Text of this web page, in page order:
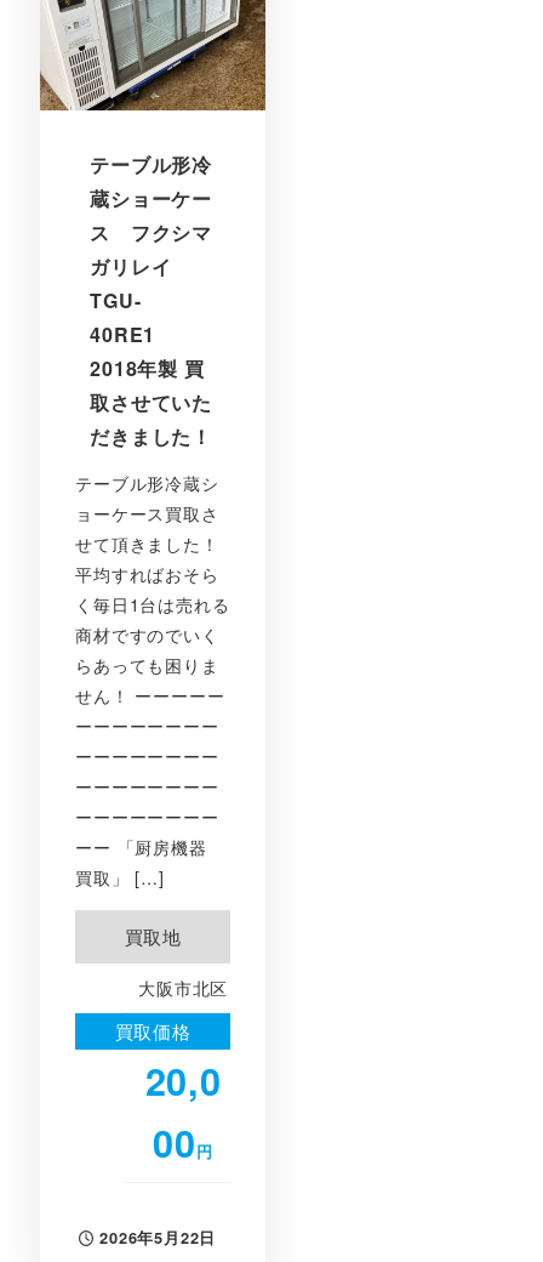
テーブル形冷
蔵ショーケー
ス フクシマ
ガリレイ
TGU-
40RE1
2018年製 買
取させていた
だきました！
テーブル形冷蔵シ
ョーケース買取さ
せて頂きました！
平均すればおそら
く毎日1台は売れる
商材ですのでいく
らあっても困りま
せん！ ーーーーー
ーーーーーーーー
ーーーーーーーー
ーーーーーーーー
ーーーーーーーー
ーー 「厨房機器
買取」 […]
買取地
大阪市北区
買取価格
20,0
00円
投稿日
2026年5月22日